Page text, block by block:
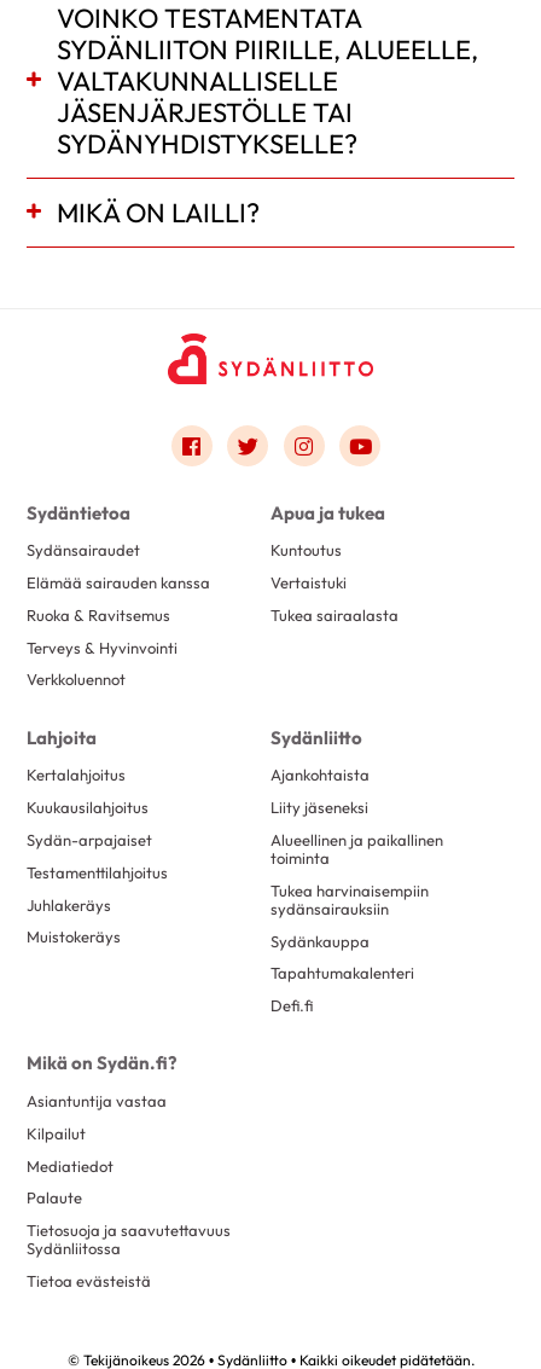
VOINKO TESTAMENTATA
SYDÄNLIITON PIIRILLE, ALUEELLE,
VALTAKUNNALLISELLE
JÄSENJÄRJESTÖLLE TAI
SYDÄNYHDISTYKSELLE?
MIKÄ ON LAILLI?
Link to facebook
Link to twitter
Link to instagram
Link to youtube
Sydäntietoa
Sydänsairaudet
Elämää sairauden kanssa
Ruoka & Ravitsemus
Terveys & Hyvinvointi
Verkkoluennot
Apua ja tukea
Kuntoutus
Vertaistuki
Tukea sairaalasta
Lahjoita
Kertalahjoitus
Kuukausilahjoitus
Sydän-arpajaiset
Testamenttilahjoitus
Juhlakeräys
Muistokeräys
Sydänliitto
Ajankohtaista
Liity jäseneksi
Alueellinen ja paikallinen
toiminta
Tukea harvinaisempiin
sydänsairauksiin
Sydänkauppa
Tapahtumakalenteri
Defi.fi
Mikä on Sydän.fi?
Asiantuntija vastaa
Kilpailut
Mediatiedot
Palaute
Tietosuoja ja saavutettavuus
Sydänliitossa
Tietoa evästeistä
© Tekijänoikeus 2026 • Sydänliitto • Kaikki oikeudet pidätetään.